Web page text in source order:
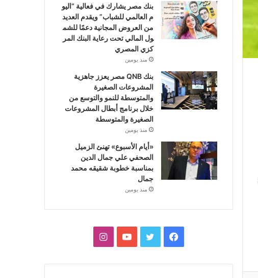
بنك مصر يشارك في فعالية “اليو
م العالمي للشباب” ويقدم العديد
من العروض المجانية دعمًا للشم
ول المالي تحت رعاية البنك المر
كزي المصري
منذ يومين
بنك QNB مصر يعزز جاهزية
المشروعات الصغيرة
والمتوسطة للنمو والتوسع من
خلال برنامج أبطال المشروعات
الصغيرة والمتوسطة
منذ يومين
«أيام الأسبوع» تهنئ الزميل
الصحفي علي جمال الدين
بمناسبة خطوبة شقيقه محمد
جمال
منذ يومين
فيسبوكتويتر يوتيوبانستقرام